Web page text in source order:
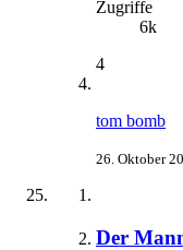
Zugriffe
6k
4
tom bomb
26. Oktober
Der